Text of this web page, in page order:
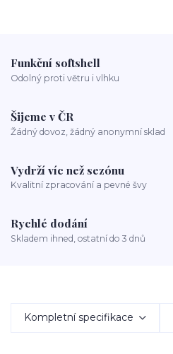
Funkční softshell
Odolný proti větru i vlhku
Šijeme v ČR
Žádný dovoz, žádný anonymní sklad
Vydrží víc než sezónu
Kvalitní zpracování a pevné švy
Rychlé dodání
Skladem ihned, ostatní do 3 dnů
Kompletní specifikace